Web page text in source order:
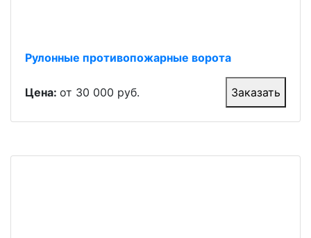
Рулонные противопожарные ворота
Цена: от 30 000 руб. Заказать